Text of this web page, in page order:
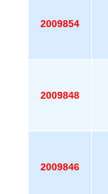
2009854
2009848
2009846